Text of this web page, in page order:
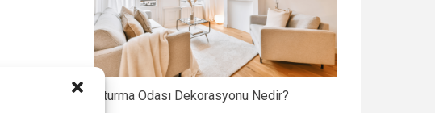
Oturma Odası Dekorasyonu Nedir?